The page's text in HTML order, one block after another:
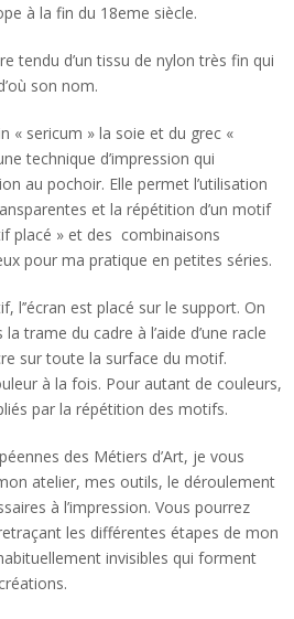
à la fin du 18eme siècle.
tendu d’un tissu de nylon très fin qui
son nom.
« sericum » la soie et du grec «
technique d’impression qui
au pochoir. Elle permet l’utilisation
et la répétition d’un motif
placé » et des combinaisons
pour ma pratique en petites séries.
l’’écran est placé sur le support. On
trame du cadre à l’aide d’une racle
sur toute la surface du motif.
à la fois. Pour autant de couleurs,
par la répétition des motifs.
des Métiers d’Art, je vous
atelier, mes outils, le déroulement
à l’impression. Vous pourrez
les différentes étapes de mon
invisibles qui forment